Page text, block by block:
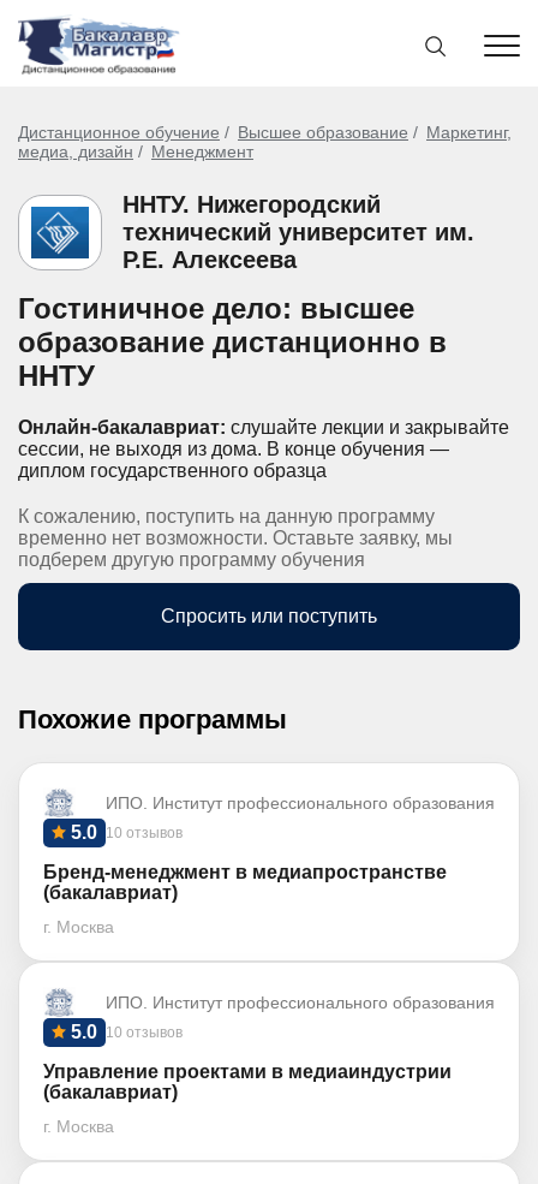
Дистанционное обучение Высшее образование
Маркетинг,
медиа, дизайн
Менеджмент
ННТУ. Нижегородский
технический университет им.
Р.Е. Алексеева
Гостиничное дело: высшее
образование дистанционно в
ННТУ
Онлайн-бакалавриат: слушайте лекции и закрывайте
сессии, не выходя из дома. В конце обучения —
диплом государственного образца
К сожалению, поступить на данную программу
временно нет возможности. Оставьте заявку, мы
подберем другую программу обучения
Спросить или поступить
Похожие программы
ИПО. Институт профессионального образования
10 отзывов
5.0
Бренд-менеджмент в медиапространстве
(бакалавриат)
г. Москва
ИПО. Институт профессионального образования
10 отзывов
5.0
Управление проектами в медиаиндустрии
(бакалавриат)
г. Москва